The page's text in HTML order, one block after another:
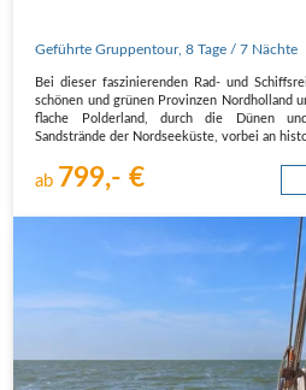
Geführte Gruppentour,8 Tage / 7 Nächte
Bei dieser faszinierenden Rad- und
schönen und grünen Provinzen Nordholland
flache Polderland, durch die Dünen
Sandstrände der Nordseeküste, vorbei an
ab 799,- €